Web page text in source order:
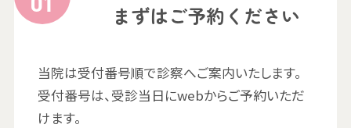
まずはご予約ください
当院は受付番号順で診察へご案内いたします。
受付番号は、受診当日にwebからご予約いただ
けます。